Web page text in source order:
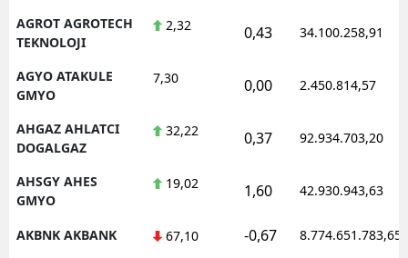
AGROT AGROTECH
TEKNOLOJI
2,32 0,43 34.100.258,91
AGYO ATAKULE
GMYO
7,30 0,00 2.450.814,57
AHGAZ AHLATCI
DOGALGAZ
32,22 0,37 92.934.703,20
AHSGY AHES
GMYO
19,02 1,60 42.930.943,63
AKBNK AKBANK 67,10 -0,67 8.774.651.783,65